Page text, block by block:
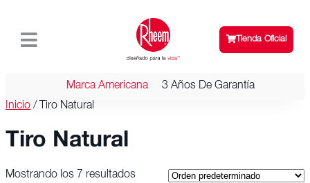
Tienda Oficial
Marca Americana
3 Años De Garantía
Inicio / Tiro Natural
Tiro Natural
Mostrando los 7 resultados